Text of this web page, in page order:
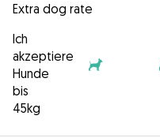
Extra dog rate
Ich
akzeptiere
Hunde
bis
45kg